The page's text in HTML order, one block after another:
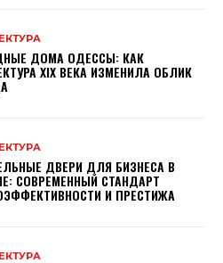
ДОМА ОДЕССЫ: КАК
XIX ВЕКА ИЗМЕНИЛА ОБЛИК
ДВЕРИ ДЛЯ БИЗНЕСА В
СОВРЕМЕННЫЙ СТАНДАРТ
И ПРЕСТИЖА